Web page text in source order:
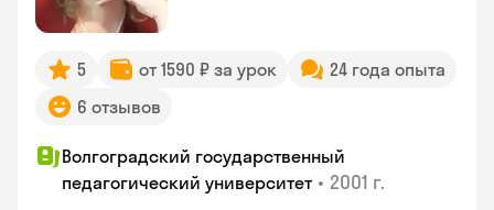
5 от 1590 ₽ за урок
24 года опыта
6 отзывов
Волгоградский государственный
педагогический университет • 2001 г.